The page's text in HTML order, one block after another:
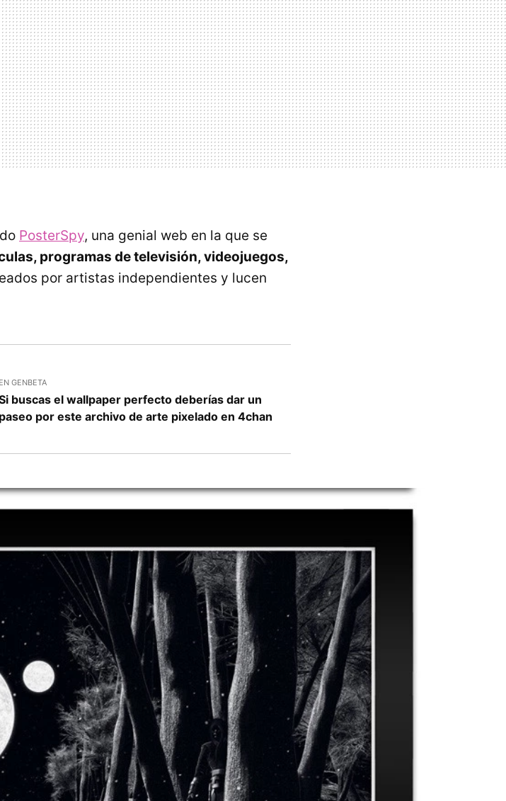
PosterSpy, una genial web en la que se
programas de televisión, videojuegos,
por artistas independientes y lucen
EN GENBETA
buscas el wallpaper perfecto deberías dar un
paseo por este archivo de arte pixelado en 4chan